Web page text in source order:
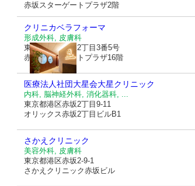
赤坂スターゲートプラザ2階
クリニカベラフォーマ
形成外科, 皮膚科
東京都港区赤坂2丁目3番5号
赤坂スターゲートプラザ16階
医療法人社団大星会大星クリニック
内科, 脳神経外科, 消化器科, ...
東京都港区赤坂2丁目9-11
オリックス赤坂2丁目ビルB1
さかえクリニック
美容外科, 皮膚科
東京都港区赤坂2-9-1
さかえクリニック赤坂ビル